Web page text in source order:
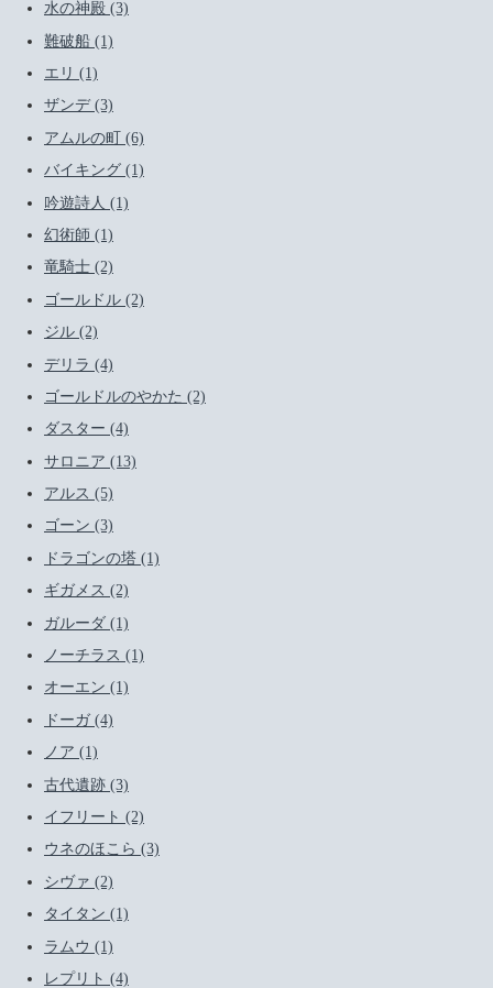
水の神殿 (3)
難破船 (1)
エリ (1)
ザンデ (3)
アムルの町 (6)
バイキング (1)
吟遊詩人 (1)
幻術師 (1)
竜騎士 (2)
ゴールドル (2)
ジル (2)
デリラ (4)
ゴールドルのやかた (2)
ダスター (4)
サロニア (13)
アルス (5)
ゴーン (3)
ドラゴンの塔 (1)
ギガメス (2)
ガルーダ (1)
ノーチラス (1)
オーエン (1)
ドーガ (4)
ノア (1)
古代遺跡 (3)
イフリート (2)
ウネのほこら (3)
シヴァ (2)
タイタン (1)
ラムウ (1)
レプリト (4)